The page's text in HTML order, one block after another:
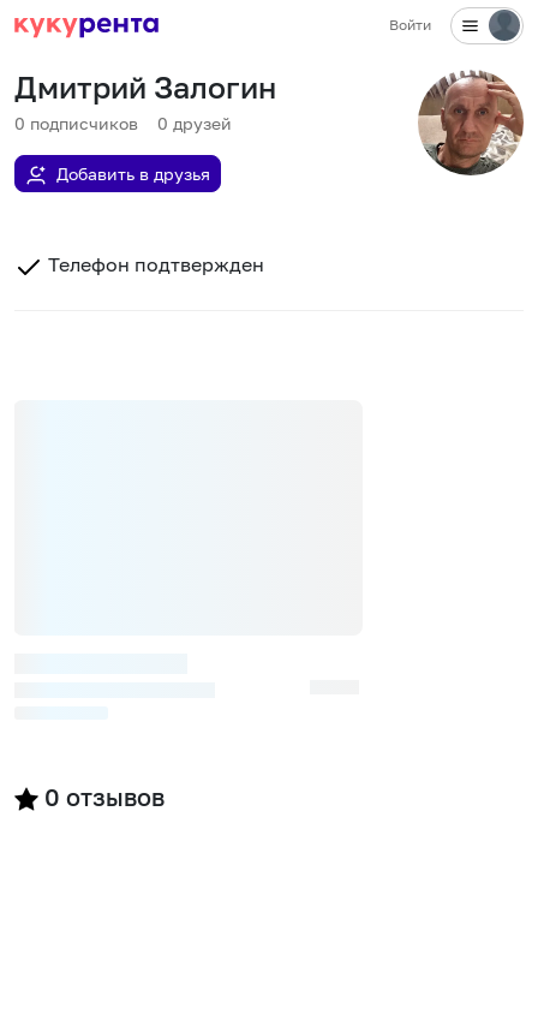
Войти
Дмитрий Залогин
0 подписчиков 0 друзей
Добавить в друзья
Телефон подтвержден
0 отзывов